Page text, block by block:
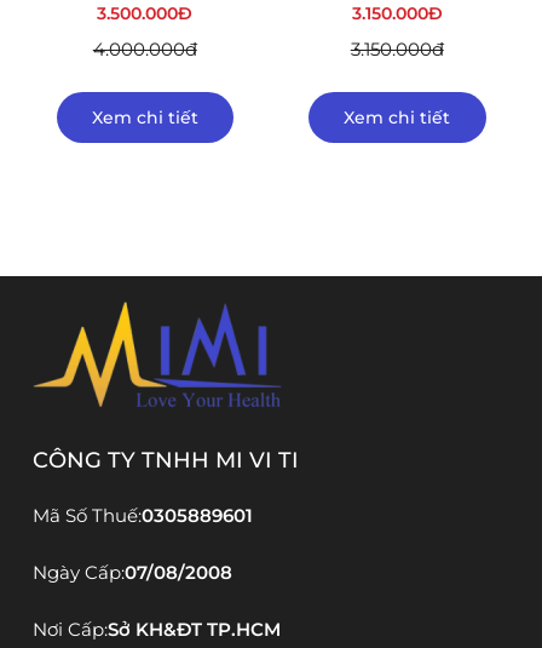
3.500.000Đ
4.000.000đ
Xem chi tiết
3.150.000Đ
3.150.000đ
Xem chi tiết
CÔNG TY TNHH MI VI TI
Mã Số Thuế:0305889601
Ngày Cấp:07/08/2008
Nơi Cấp:Sở KH&ĐT TP.HCM